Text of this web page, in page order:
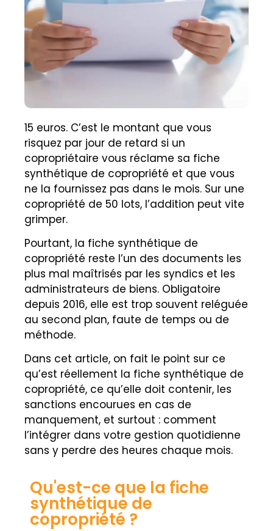
15 euros. C’est le montant que vous
risquez par jour de retard si un
copropriétaire vous réclame sa fiche
synthétique de copropriété et que vous
ne la fournissez pas dans le mois. Sur une
copropriété de 50 lots, l’addition peut vite
grimper.
Pourtant, la fiche synthétique de
copropriété reste l’un des documents les
plus mal maîtrisés par les syndics et les
administrateurs de biens. Obligatoire
depuis 2016, elle est trop souvent reléguée
au second plan, faute de temps ou de
méthode.
Dans cet article, on fait le point sur ce
qu’est réellement la fiche synthétique de
copropriété, ce qu’elle doit contenir, les
sanctions encourues en cas de
manquement, et surtout : comment
l’intégrer dans votre gestion quotidienne
sans y perdre des heures chaque mois.
Qu'est-ce que la fiche
synthétique de
copropriété ?